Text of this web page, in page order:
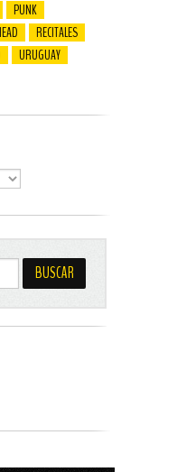
PUNK
RECITALES
URUGUAY